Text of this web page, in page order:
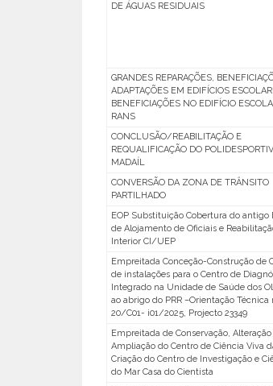
DE ÁGUAS RESIDUAIS
GRANDES REPARAÇÕES,
ADAPTAÇÕES EM EDIFÍCIOS
BENEFICIAÇÕES NO EDIFÍCIO
RANS
CONCLUSÃO/REABILITAÇÃO E
REQUALIFICAÇÃO DO
MADAÍL
CONVERSÃO DA ZONA DE TRÂNSITO
PARTILHADO
EOP Substituição Cobertura do antigo
de Alojamento de Oficiais e
Interior CI/UEP
Empreitada Conceção-Construção de
de instalações para o Centro de
Integrado na Unidade de Saúde dos
ao abrigo do PRR –Orientação Técnica
20/C01- i01/2025, Projecto 23349
Empreitada de Conservação, Alteração
Ampliação do Centro de Ciência Viva
Criação do Centro de Investigação e
do Mar Casa do Cientista